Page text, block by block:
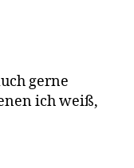
gerne
ich weiß,